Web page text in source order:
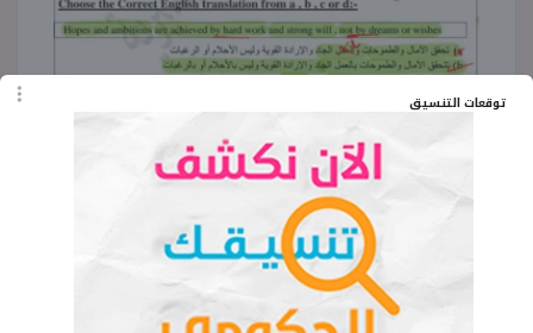
توقعات التنسيق